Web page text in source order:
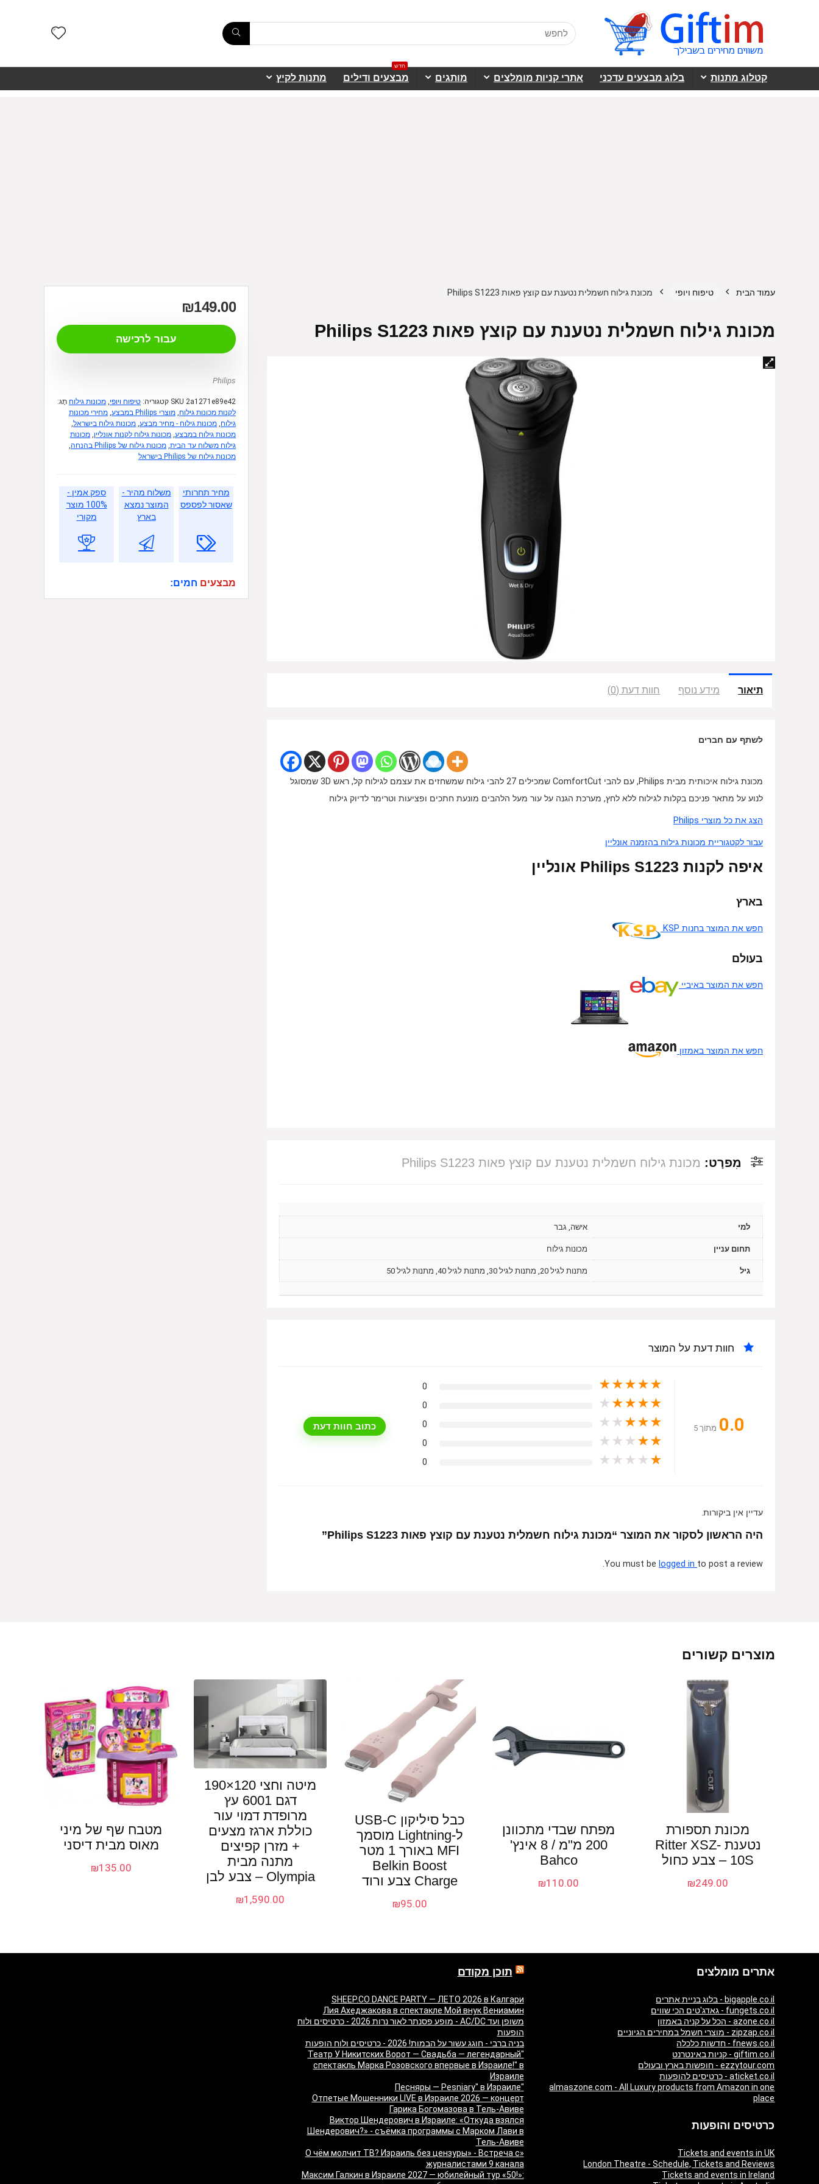
קטלוג מתנות בלוג מבצעים עדכני אתרי קניות מומלצים מותגים מבצעים ודילים
חדש
מתנות לקיץ
עמוד הבית טיפוח ויופי מכונת גילוח חשמלית נטענת עם קוצץ פאות Philips S1223
מכונת גילוח חשמלית נטענת עם קוצץ פאות Philips S1223
תיאור מידע נוסף חוות דעת (0)
לשתף עם חברים
מכונת גילוח איכותית מבית Philips, עם להבי ComfortCut שמכילים 27 להבי גילוח שמשחזים את עצמם לגילוח קל, ראש 3D שמסוגל
לנוע על מתאר פניכם בקלות לגילוח ללא לחץ, מערכת הגנה על עור מעל הלהבים מונעת חתכים ופציעות וטרימר לדיוק גילוח
הצג את כל מוצרי Philips
עבור לקטגוריית מכונות גילוח בהזמנה אונליין
איפה לקנות Philips S1223 אונליין
בארץ
חפש את המוצר בחנות KSP
בעולם
חפש את המוצר באיביי
חפש את המוצר באמזון
מִפרָט: מכונת גילוח חשמלית נטענת עם קוצץ פאות Philips S1223
למי אישה, גבר
תחום עניין מכונות גילוח
גיל מתנות לגיל 20, מתנות לגיל 30, מתנות לגיל 40, מתנות לגיל 50
חוות דעת על המוצר
0.0 מִתוֹך 5
★
★
★
★
★
0
★
★
★
★
★
0
★
★
★
★
★
0
★
★
★
★
★
0
★
★
★
★
★
0
כתוב חוות דעת
עדיין אין ביקורות.
היה הראשון לסקור את המוצר “מכונת גילוח חשמלית נטענת עם קוצץ פאות Philips S1223”
You must be logged in to post a review.
₪149.00
עבור לרכישה
Philips
SKU 2a1271e89e42 קטגוריה: טיפוח ויופי, מכונות גילוח תָג:
לקנות מכונות גילוח, מוצרי Philips במבצע , מחירי מכונות
גילוח, מכונות גילוח - מחיר מבצע, מכונות גילוח בישראל,
מכונות גילוח במבצע, מכונות גילוח לקנות אונליין, מכונות
גילוח משלוח עד הבית, מכונות גילוח של Philips בהנחה
,
מכונות גילוח של Philips בישראל
מחיר תחרותי
שאסור לפספס
משלוח מהיר -
המוצר נמצא
בארץ
ספק אמין -
100% מוצר
מקורי
מבצעים חמים:
מוצרים קשורים
מכונת תספורת
נטענת Ritter XSZ-
10S – צבע כחול
₪249.00
מפתח שבדי מתכוונן
200 מ"מ / 8 אינץ'
Bahco
₪110.00
כבל סיליקון USB-C
ל-Lightning מוסמך
MFI באורך 1 מטר
Belkin Boost
Charge צבע ורוד
₪95.00
מיטה וחצי 120×190
דגם 6001 עץ
מרופדת דמוי עור
כוללת ארגז מצעים
+ מזרן קפיצים
מתנה מבית
Olympia – צבע לבן
₪1,590.00
מטבח שף של מיני
מאוס מבית דיסני
₪135.00
אתרים מומלצים
bigapple.co.il - בלוג בניית אתרים
fungets.co.il - גאדג'טים הכי שווים
azone.co.il - הכל על קניה באמזון
zipzap.co.il - מוצרי חשמל במחירים הגיוניים
fnews.co.il - חדשות כלכלה
giftim.co.il - קניות באינטרנט
ezzytour.com - חופשות בארץ ובעולם
aticket.co.il - כרטיסים להופעות
almaszone.com - All Luxury products from Amazon in one
place
כרטיסים והופעות
Tickets and events in UK
London Theatre - Schedule, Tickets and Reviews
Tickets and events in Ireland
תוכן מקודם
SHEEP.CO DANCE PARTY — ЛЕТО 2026 в Калгари
Лия Ахеджакова в спектакле Мой внук Вениамин
משופן ועד AC/DC - מופע פסנתר לאור נרות 2026 - כרטיסים ולוח
הופעות
בניה ברבי - חוגג עשור על הבמות! 2026 - כרטיסים ולוח הופעות
"Театр У Никитских Ворот — Свадьба — легендарный
спектакль Марка Розовского впервые в Израиле!" в
Израиле
"Песняры — Pesniary" в Израиле
Отпетые Мошенники LIVE в Израиле 2026 — концерт
Гарика Богомазова в Тель-Авиве
Виктор Шендерович в Израиле: «Откуда взялся
Шендерович?» - съёмка программы с Марком Лави в
Тель-Авиве
«О чём молчит ТВ? Израиль без цензуры» - Встреча с
журналистами 9 канала
Максим Галкин в Израиле 2027 — юбилейный тур «50!»: